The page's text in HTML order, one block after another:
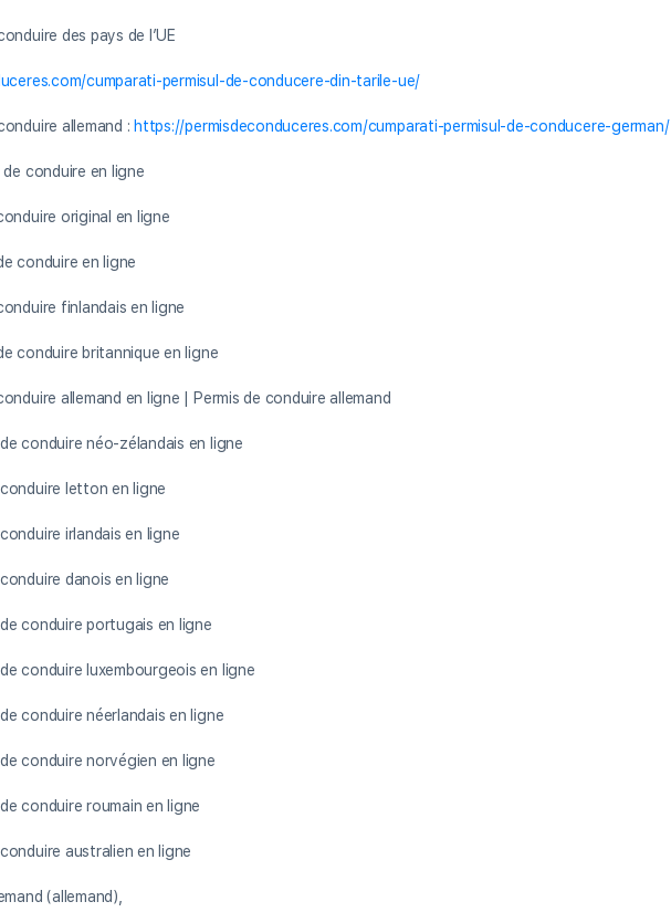
des pays de l’UE
cumparati-permisul-de-conducere-din-tarile-ue/
allemand : https://permisdeconduceres.com/cumparati-permisul-de-conducere-german/
conduire en ligne
original en ligne
conduire en ligne
finlandais en ligne
conduire britannique en ligne
allemand en ligne | Permis de conduire allemand
conduire néo-zélandais en ligne
letton en ligne
irlandais en ligne
danois en ligne
conduire portugais en ligne
conduire luxembourgeois en ligne
conduire néerlandais en ligne
conduire norvégien en ligne
conduire roumain en ligne
australien en ligne
(allemand),